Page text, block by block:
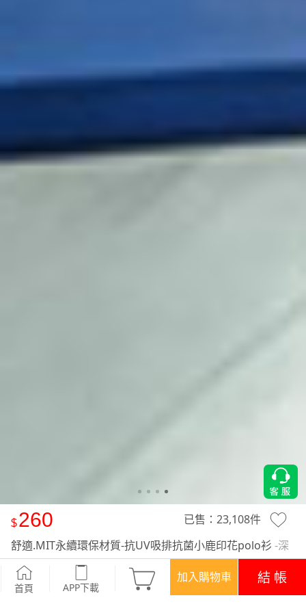
首頁 APP下載
加入購物車 結 帳
260 已售： 23,108件
舒適.MIT永續環保材質-抗UV吸排抗菌小鹿印花polo衫 -深
藍